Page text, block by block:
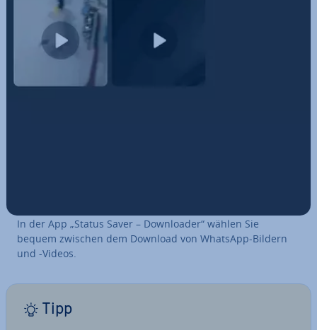
In der App „Status Saver – Down­loa­der“ wählen Sie
bequem zwischen dem Download von WhatsApp-Bildern
und -Videos.
Tipp